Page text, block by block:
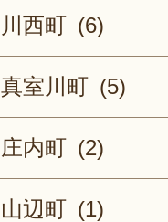
川西町 (6)
真室川町 (5)
庄内町 (2)
山辺町 (1)